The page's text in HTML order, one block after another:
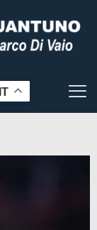
IT